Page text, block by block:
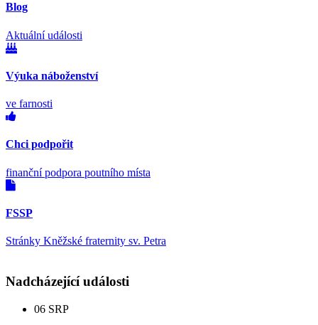
Blog
Aktuální události
Výuka náboženství
ve farnosti
Chci podpořit
finanční podpora poutního místa
FSSP
Stránky Kněžské fraternity sv. Petra
Nadcházející události
06 SRP